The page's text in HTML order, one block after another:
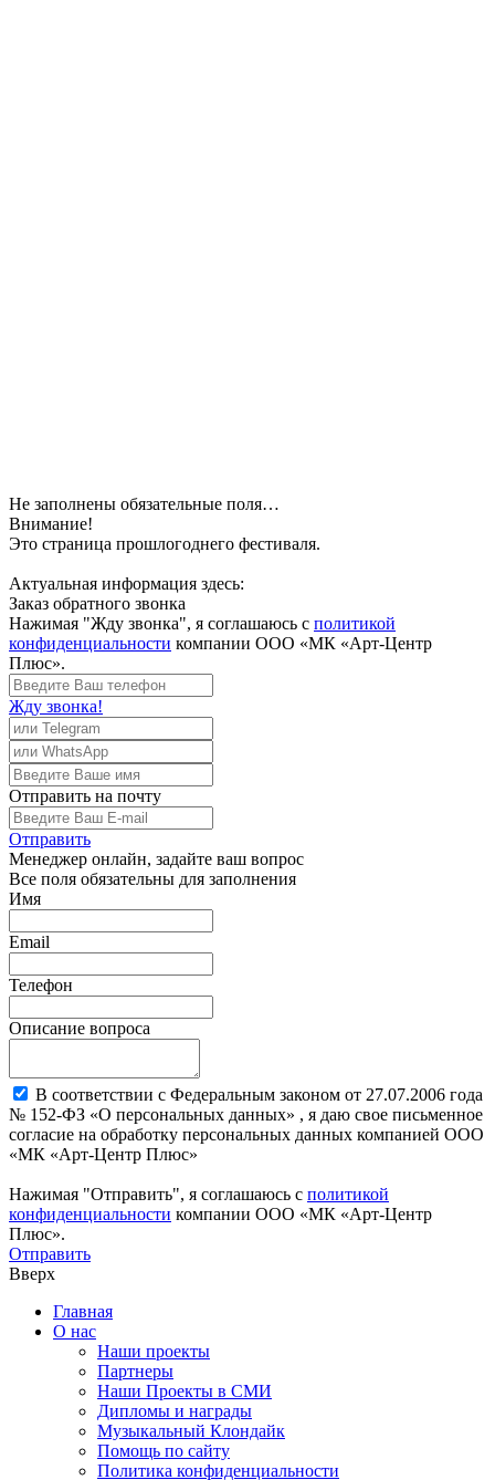
Не заполнены обязательные поля…
Внимание!
Это страница прошлогоднего фестиваля.
Актуальная информация здесь:
Заказ обратного звонка
Нажимая "Жду звонка", я соглашаюсь с политикой
конфиденциальности компании ООО «МК «Арт-Центр
Плюс».
Жду звонка!
Отправить на почту
Отправить
Менеджер онлайн, задайте ваш вопрос
Все поля обязательны для заполнения
Имя
Email
Телефон
Описание вопроса
В соответствии с Федеральным законом от 27.07.2006 года
№ 152-ФЗ «О персональных данных» , я даю свое письменное
согласие на обработку персональных данных компанией ООО
«МК «Арт-Центр Плюс»
Нажимая "Отправить", я соглашаюсь с политикой
конфиденциальности компании ООО «МК «Арт-Центр
Плюс».
Отправить
Вверх
Главная
О нас
Наши проекты
Партнеры
Наши Проекты в СМИ
Дипломы и награды
Музыкальный Клондайк
Помощь по сайту
Политика конфиденциальности